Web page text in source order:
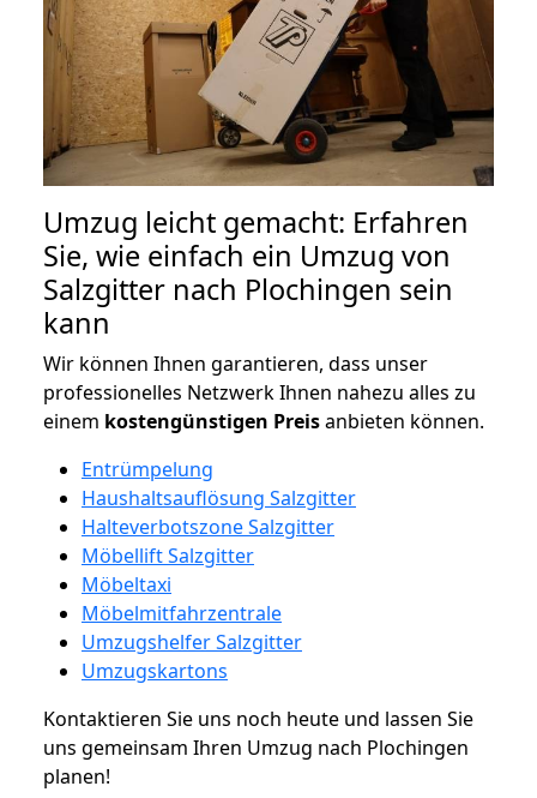
Umzug leicht gemacht: Erfahren
Sie, wie einfach ein Umzug von
Salzgitter nach Plochingen sein
kann
Wir können Ihnen garantieren, dass unser
professionelles Netzwerk Ihnen nahezu alles zu
einem kostengünstigen Preisanbieten können.
Entrümpelung
Haushaltsauflösung Salzgitter
Halteverbotszone Salzgitter
Möbellift Salzgitter
Möbeltaxi
Möbelmitfahrzentrale
Umzugshelfer Salzgitter
Umzugskartons
Kontaktieren Sie uns noch heute und lassen Sie
uns gemeinsam Ihren Umzug nach Plochingen
planen!